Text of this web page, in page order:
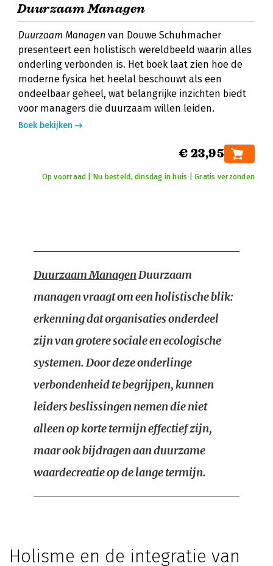
Duurzaam Managen
Duurzaam Managen van Douwe Schuhmacher
presenteert een holistisch wereldbeeld waarin alles
onderling verbonden is. Het boek laat zien hoe de
moderne fysica het heelal beschouwt als een
ondeelbaar geheel, wat belangrijke inzichten biedt
voor managers die duurzaam willen leiden.
Boek bekijken
€ 23,95
Op voorraad | Nu besteld, dinsdag in huis | Gratis verzonden
Duurzaam ManagenDuurzaam
managen vraagt om een holistische blik:
erkenning dat organisaties onderdeel
zijn van grotere sociale en ecologische
systemen. Door deze onderlinge
verbondenheid te begrijpen, kunnen
leiders beslissingen nemen die niet
alleen op korte termijn effectief zijn,
maar ook bijdragen aan duurzame
waardecreatie op de lange termijn.
Holisme en de integratie van